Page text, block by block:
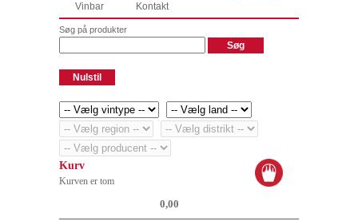
Vinbar
Kontakt
Søg på produkter
Kurv
Kurven er tom
0,00